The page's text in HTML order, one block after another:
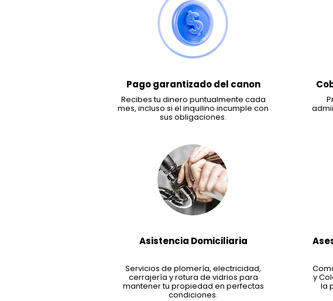
Pago garantizado del canon
Recibes tu dinero puntualmente cada
mes, incluso si el inquilino incumple con
sus obligaciones.
Asistencia Domiciliaria
Servicios de plomería, electricidad,
cerrajería y rotura de vidrios para
mantener tu propiedad en perfectas
condiciones.
y
la